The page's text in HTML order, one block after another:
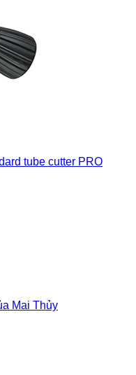
tube cutter PRO
Mai Thủy